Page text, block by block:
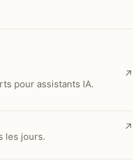
pour assistants IA.
↗
les jours.
↗